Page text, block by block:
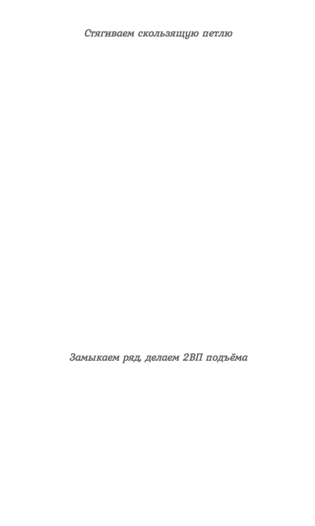
Стягиваем скользящую петлю
Замыкаем ряд, делаем 2ВП подъёма